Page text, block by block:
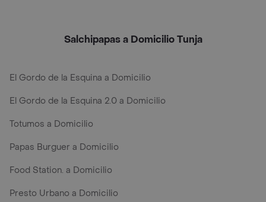
Salchipapas a Domicilio Tunja
El Gordo de la Esquina a Domicilio
El Gordo de la Esquina 2.0 a Domicilio
Totumos a Domicilio
Papas Burguer a Domicilio
Food Station. a Domicilio
Presto Urbano a Domicilio